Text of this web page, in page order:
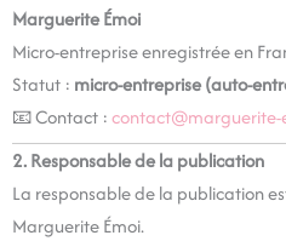
Marguerite Émoi
Micro-entreprise enregistrée en
Statut : micro-entreprise (auto-
📧 Contact :contact@marguerite-
2. Responsable de la publication
La responsable de la publication
Marguerite Émoi.